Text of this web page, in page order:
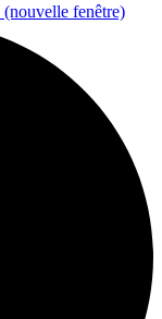
(nouvelle fenêtre)